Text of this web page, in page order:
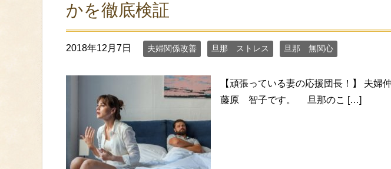
かを徹底検証
2018年12月7日 夫婦関係改善 旦那 ストレス 旦那 無関心
【頑張っている妻の応援団長！】 夫婦
藤原 智子です。 旦那のこ […]